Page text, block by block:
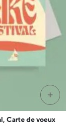
+
Carte de voeux